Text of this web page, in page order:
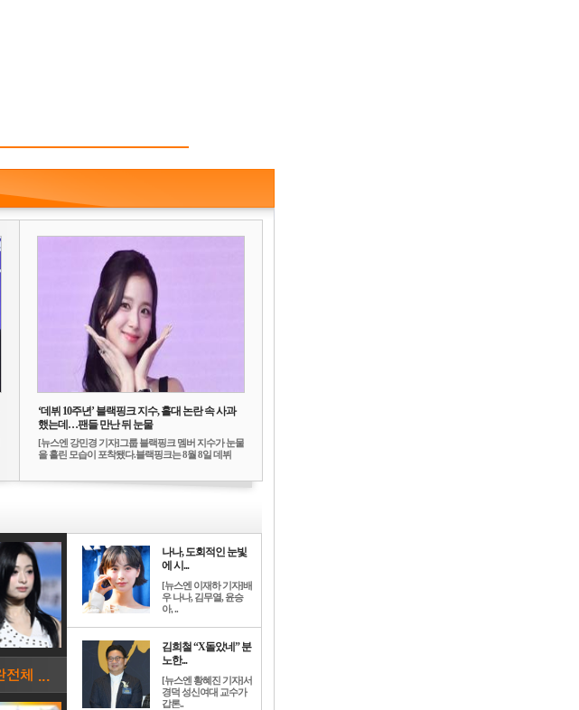
‘데뷔 10주년’ 블랙핑크 지수, 홀대 논란 속 사과
했는데…팬들 만난 뒤 눈물
[뉴스엔 강민경 기자]그룹 블랙핑크 멤버 지수가 눈물
을 흘린 모습이 포착됐다.블랙핑크는 8월 8일 데뷔
나나, 도회적인 눈빛
에 시...
[뉴스엔 이재하 기자]배
우 나나, 김무열, 윤승
아, ..
김희철 “X돌았네” 분
노한...
[뉴스엔 황혜진 기자]서
경덕 성신여대 교수가
갑론..